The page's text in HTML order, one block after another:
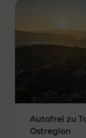
Autofrei zu
Ostregion